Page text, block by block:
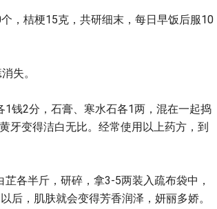
，桔梗15克，共研细末，每日早饭后服10
失。
钱2分，石膏、寒水石各1两，混在一起捣
牙变得洁白无比。经常使用以上药方，到
各半斤，研碎，拿3-5两装入疏布袋中，
后，肌肤就会变得芳香润泽，妍丽多娇。